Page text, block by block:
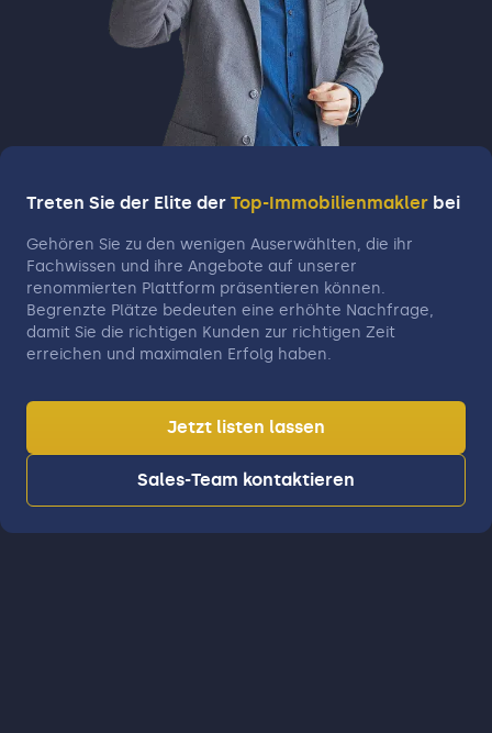
Treten Sie der Elite der Top-Immobilienmakler bei
Gehören Sie zu den wenigen Auserwählten, die ihr
Fachwissen und ihre Angebote auf unserer
renommierten Plattform präsentieren können.
Begrenzte Plätze bedeuten eine erhöhte Nachfrage,
damit Sie die richtigen Kunden zur richtigen Zeit
erreichen und maximalen Erfolg haben.
Jetzt listen lassen
Sales-Team kontaktieren